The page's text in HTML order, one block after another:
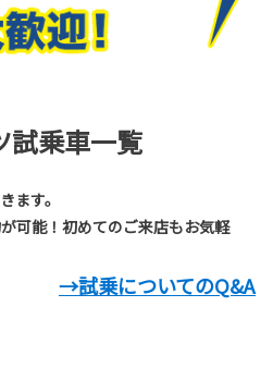
試乗車一覧
ます。
可能！初めてのご来店もお気軽
→試乗についてのQ&A